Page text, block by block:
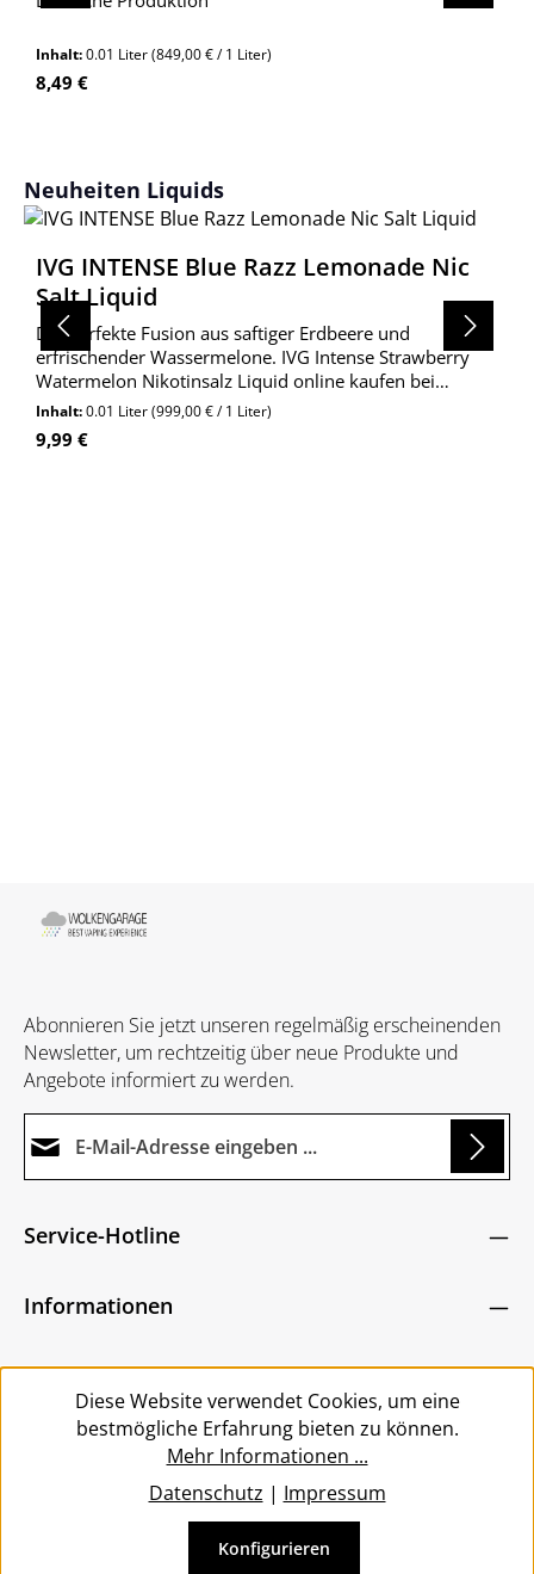
Inhalt:0.01 Liter(849,00 € / 1 Liter)
Regulärer Preis:
8,49 €
Produktgalerie überspringen
Neuheiten Liquids
IVG INTENSE Blue Razz Lemonade Nic
Salt Liquid
Die perfekte Fusion aus saftiger Erdbeere und
erfrischender Wassermelone. IVG Intense Strawberry
Watermelon Nikotinsalz Liquid online kaufen bei
Wolkengarage!
Inhalt:0.01 Liter(999,00 € / 1 Liter)
Regulärer Preis:
9,99 €
Abonnieren Sie jetzt unseren regelmäßig erscheinenden
Newsletter, um rechtzeitig über neue Produkte und
Angebote informiert zu werden.
Ich habe dieDatenschutzbestimmungen
bin mit ihnen einverstanden.
Zeichen ein*
Die mit einem Stern (*) markierten Felder sind
Service-Hotline
Informationen
Service
Vertrag widerrufen
Diese Website verwendet Cookies, um eine
bestmögliche Erfahrung bieten zu können.
Mehr Informationen ...
Datenschutz | Impressum
Konfigurieren